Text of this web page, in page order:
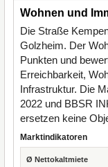
Wohnen und
Die Straße
Golzheim. Der
Punkten und
Erreichbarkeit,
Infrastruktur. Die
2022 und BBSR
ersetzen keine
Marktindikatoren
Ø Nettokaltmiete